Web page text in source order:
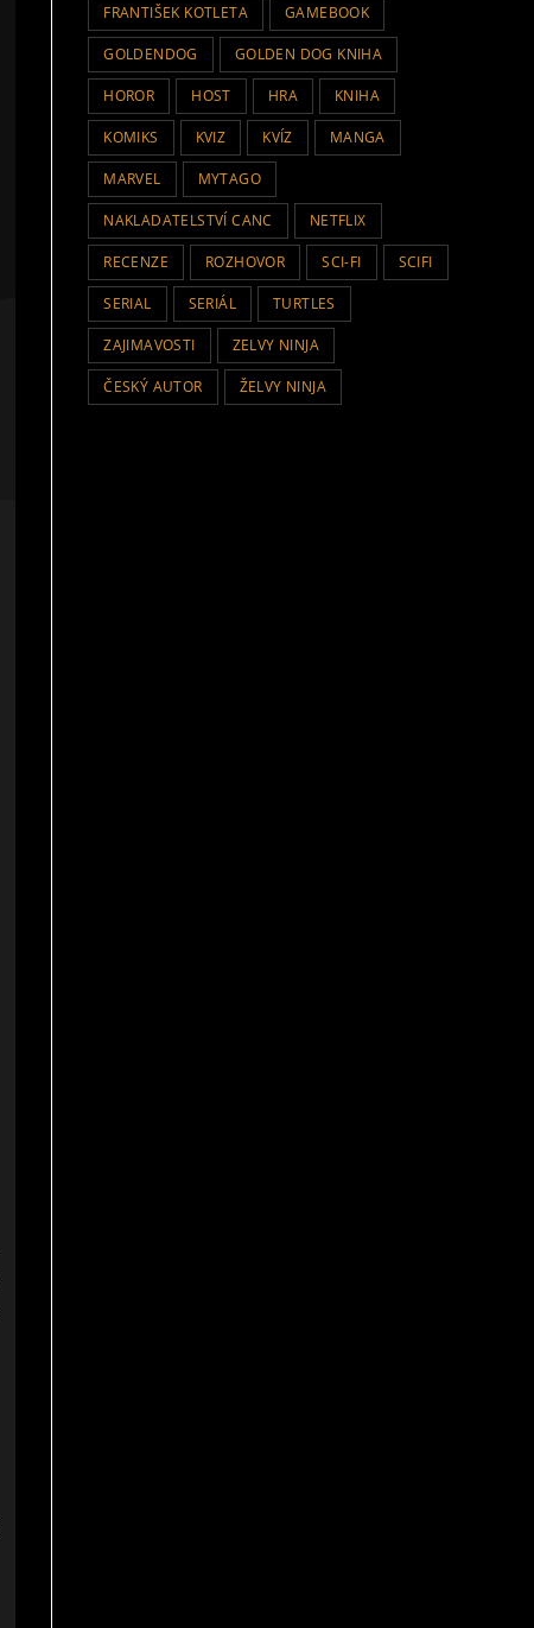
FRANTIŠEK KOTLETA GAMEBOOK
GOLDENDOG GOLDEN DOG KNIHA
HOROR HOST HRA KNIHA
KOMIKS KVIZ KVÍZ MANGA
MARVEL MYTAGO
NAKLADATELSTVÍ CANC NETFLIX
RECENZE ROZHOVOR SCI-FI SCIFI
SERIAL SERIÁL TURTLES
ZAJIMAVOSTI ZELVY NINJA
ČESKÝ AUTOR ŽELVY NINJA